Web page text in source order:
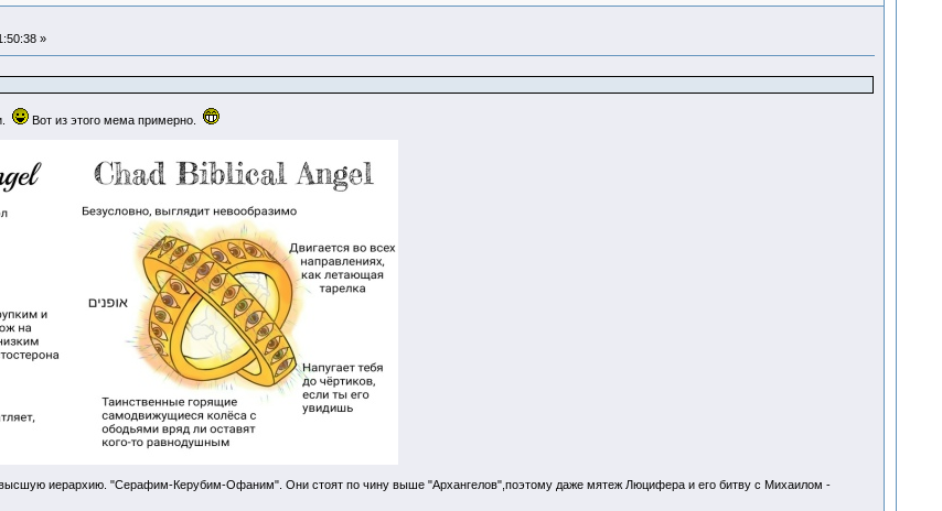
»
Вот из этого мема примерно.
высшую иерархию. "Серафим-Керубим-Офаним". Они стоят по чину выше "Архангелов",поэтому даже мятеж Люцифера и его битву с Михаилом -